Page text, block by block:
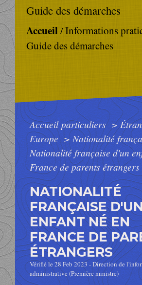
Guide des démarches
Accueil/Informations
Guide des démarches
Accueil particuliers>
Europe> Nationalité
Nationalité française d'un
France de parents étrangers
NATIONALITÉ
FRANÇAISE
ENFANT NÉ EN
FRANCE DE
ÉTRANGERS
Vérifié le 28 Feb 2023 - Direction de
administrative (Première ministre)